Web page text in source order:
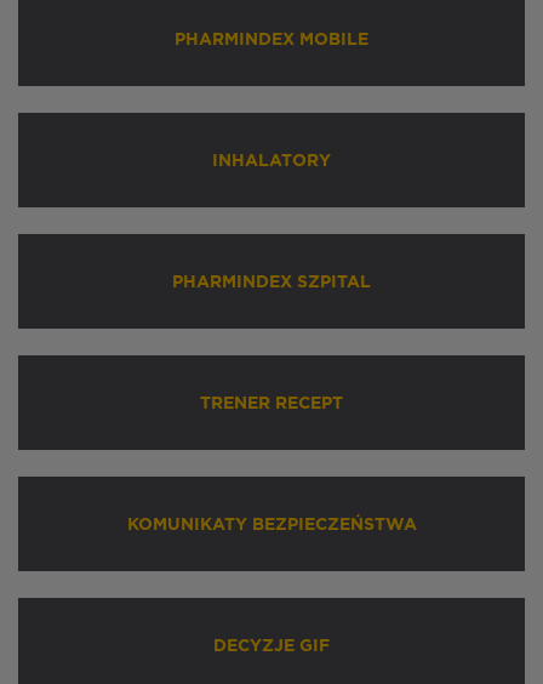
PHARMINDEX MOBILE
INHALATORY
PHARMINDEX SZPITAL
TRENER RECEPT
KOMUNIKATY BEZPIECZEŃSTWA
DECYZJE GIF